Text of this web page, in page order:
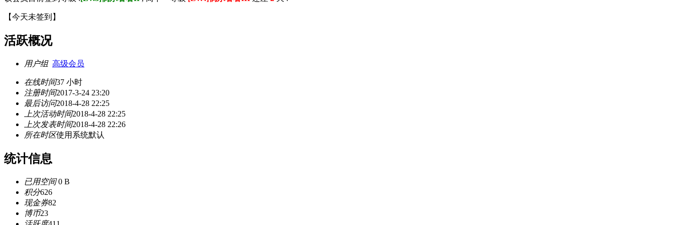
【今天未签到 】
活跃概况
用户组 高级会员
在线时间37 小时
注册时间2017-3-24 23:20
最后访问2018-4-28 22:25
上次活动时间2018-4-28 22:25
上次发表时间2018-4-28 22:26
所在时区使用系统默认
统计信息
已用空间0 B
积分626
现金券82
博币23